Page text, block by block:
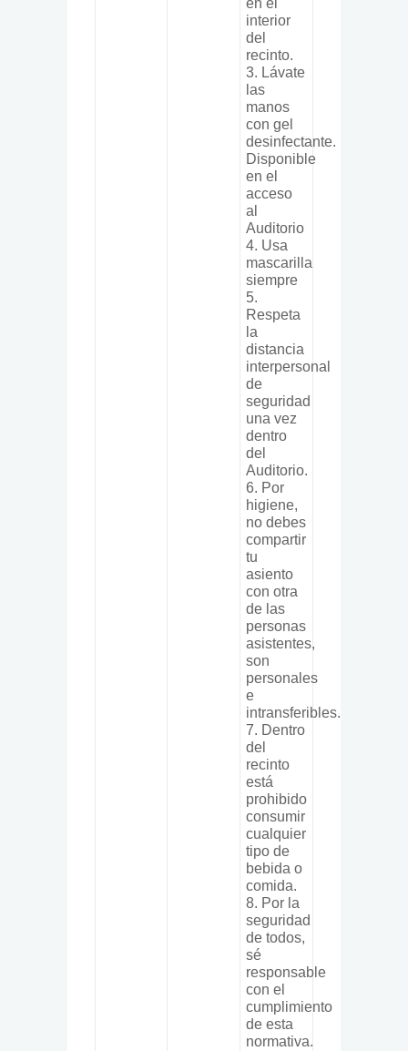
en el
interior
del
recinto.
3. Lávate
las
manos
con gel
desinfectante.
Disponible
en el
acceso
al
Auditorio
4. Usa
mascarilla
siempre
5.
Respeta
la
distancia
interpersonal
de
seguridad
una vez
dentro
del
Auditorio.
6. Por
higiene,
no debes
compartir
tu
asiento
con otra
de las
personas
asistentes,
son
personales
e
intransferibles.
7. Dentro
del
recinto
está
prohibido
consumir
cualquier
tipo de
bebida o
comida.
8. Por la
seguridad
de todos,
sé
responsable
con el
cumplimiento
de esta
normativa.